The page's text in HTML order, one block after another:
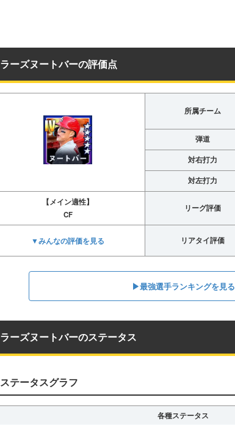
ラーズヌートバーの評価点
所属チーム
弾道
対右打力
対左打力
【メイン適性】
CF
リーグ評価
▼みんなの評価を見る リアタイ評価
▶︎最強選手ランキングを見る
ラーズヌートバーのステータス
ステータスグラフ
各種ステータス